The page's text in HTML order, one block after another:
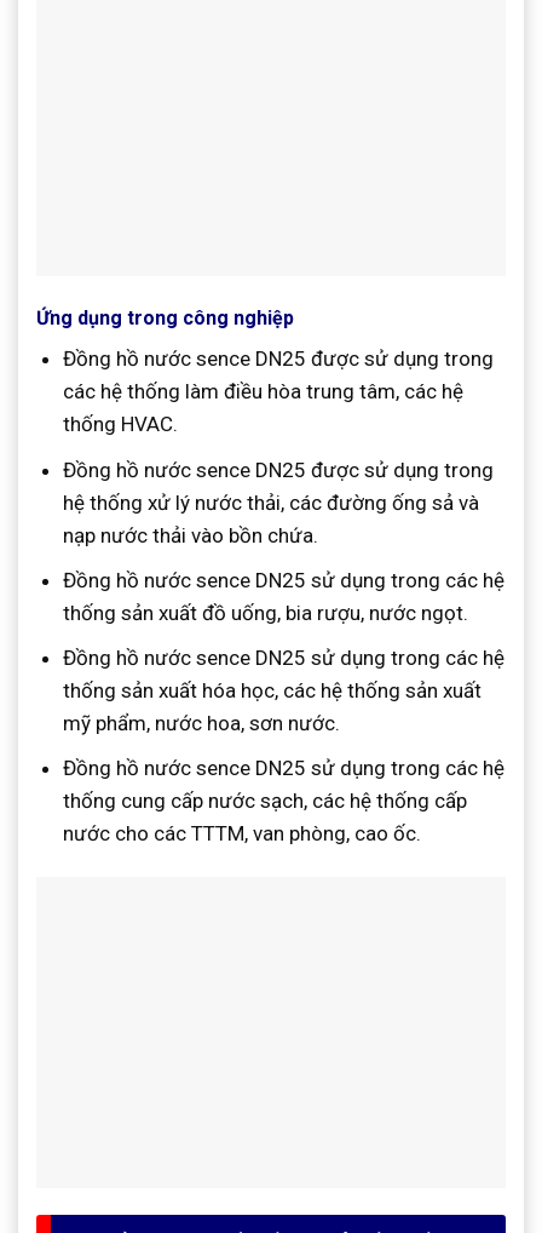
Ứng dụng trong công nghiệp
Đồng hồ nước sence DN25 được sử dụng trong
các hệ thống làm điều hòa trung tâm, các hệ
thống HVAC.
Đồng hồ nước sence DN25 được sử dụng trong
hệ thống xử lý nước thải, các đường ống sả và
nạp nước thải vào bồn chứa.
Đồng hồ nước sence DN25 sử dụng trong các hệ
thống sản xuất đồ uống, bia rượu, nước ngọt.
Đồng hồ nước sence DN25 sử dụng trong các hệ
thống sản xuất hóa học, các hệ thống sản xuất
mỹ phẩm, nước hoa, sơn nước.
Đồng hồ nước sence DN25 sử dụng trong các hệ
thống cung cấp nước sạch, các hệ thống cấp
nước cho các TTTM, van phòng, cao ốc.